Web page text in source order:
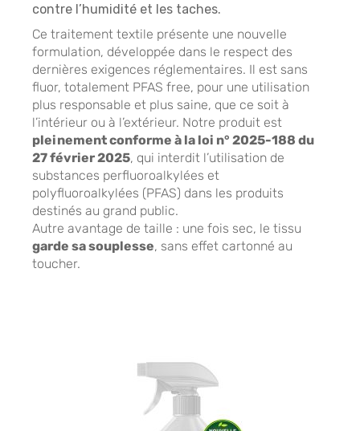
contre l’humidité et les taches.
Ce traitement textile présente une nouvelle
formulation, développée dans le respect des
dernières exigences réglementaires. Il est sans
fluor, totalement PFAS free, pour une utilisation
plus responsable et plus saine, que ce soit à
l’intérieur ou à l’extérieur. Notre produit est
pleinement conforme à la loi n° 2025-188 du
27 février 2025, qui interdit l’utilisation de
substances perfluoroalkylées et
polyfluoroalkylées (PFAS) dans les produits
destinés au grand public.
Autre avantage de taille : une fois sec, le tissu
garde sa souplesse, sans effet cartonné au
toucher.